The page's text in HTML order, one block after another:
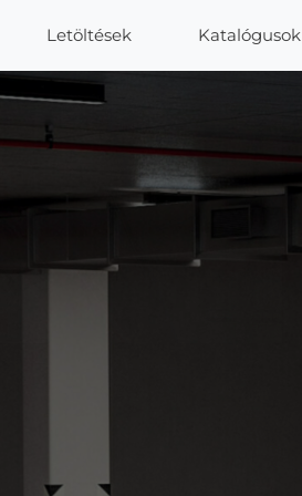
Letöltések Katalógusok